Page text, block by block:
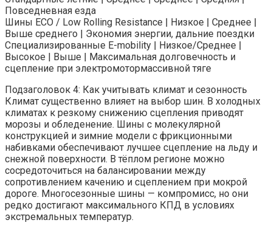
Повседневная езда
Шины ECO / Low Rolling Resistance | Низкое | Среднее |
Выше среднего | Экономия энергии, дальние поездки
Специализированные E-mobility | Низкое/Среднее |
Высокое | Выше | Максимальная долговечность и
сцепление при электромотормассивной тяге
Подзаголовок 4: Как учитывать климат и сезонность
Климат существенно влияет на выбор шин. В холодных
климатах к резкому снижению сцепления приводят
морозы и обледенение. Шины с молекулярной
конструкцией и зимние модели с фрикционными
набивками обеспечивают лучшее сцепление на льду и
снежной поверхности. В тёплом регионе можно
сосредоточиться на балансировании между
сопротивлением качению и сцеплением при мокрой
дороге. Многосезонные шины — компромисс, но они
редко достигают максимального КПД в условиях
экстремальных температур.